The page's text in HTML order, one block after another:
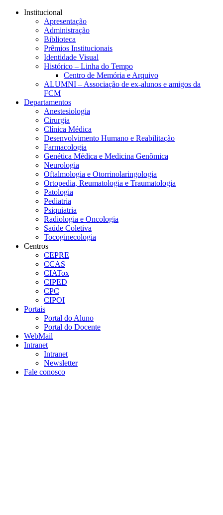
Conteúdo principal
Institucional
Apresentação
Administração
Biblioteca
Prêmios Institucionais
Identidade Visual
Histórico – Linha do Tempo
Centro de Memória e Arquivo
ALUMNI – Associação de ex-alunos e amigos da
FCM
Departamentos
Anestesiologia
Cirurgia
Clínica Médica
Desenvolvimento Humano e Reabilitação
Farmacologia
Genética Médica e Medicina Genômica
Neurologia
Oftalmologia e Otorrinolaringologia
Ortopedia, Reumatologia e Traumatologia
Patologia
Pediatria
Psiquiatria
Radiologia e Oncologia
Saúde Coletiva
Tocoginecologia
Centros
CEPRE
CCAS
CIATox
CIPED
CPC
CIPOI
Portais
Portal do Aluno
Portal do Docente
WebMail
Intranet
Intranet
Newsletter
Fale conosco